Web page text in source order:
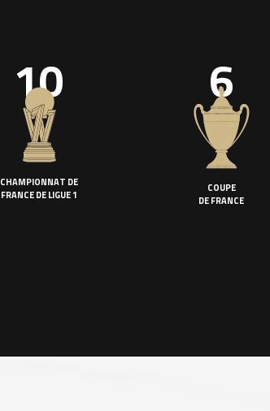
10
CHAMPIONNAT DE
FRANCE DE LIGUE 1
6
COUPE
DE FRANCE